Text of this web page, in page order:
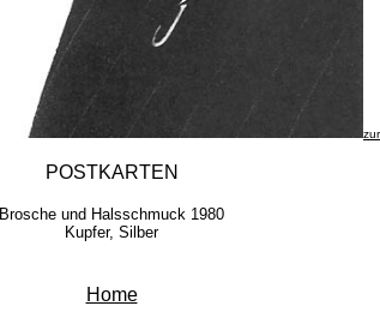
POSTKARTEN
Brosche und Halsschmuck 1980
Kupfer, Silber
Home